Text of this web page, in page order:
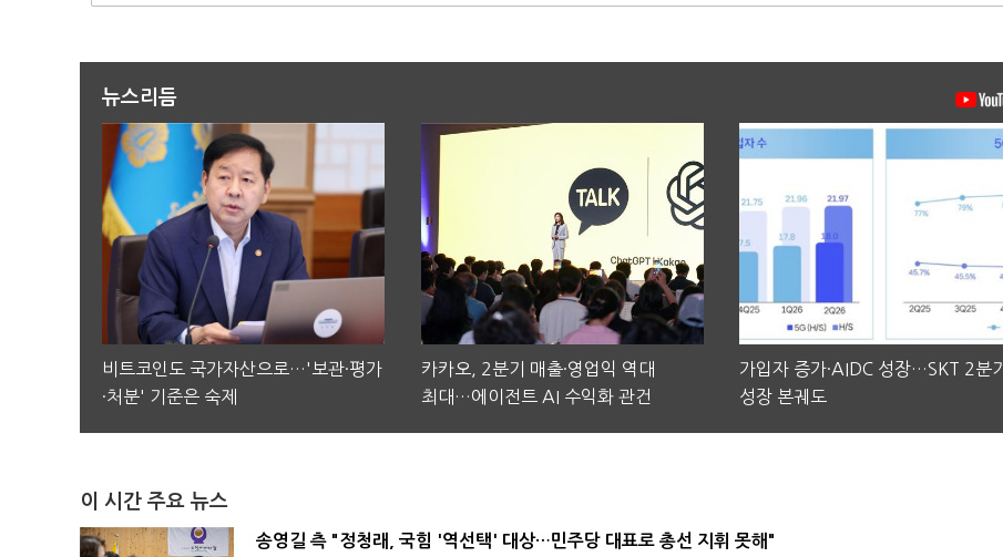
뉴스리듬
비트코인도 국가자산으로…'보관·평가
·처분' 기준은 숙제
카카오, 2분기 매출·영업익 역대
최대…에이전트 AI 수익화 관건
가입자 증가·AIDC 성장…SKT 2분기
성장 본궤도
이 시간 주요 뉴스
송영길 측 "정청래, 국힘 '역선택' 대상…민주당 대표로 총선 지휘 못해"